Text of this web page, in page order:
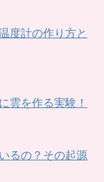
度計の作り方と
雲を作る実験！
るの？その起源